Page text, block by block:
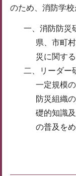
のため、消防学
一、消防防災
県、市町
災に関す
二、リーダー
一定規模
防災組織
礎的知識
の普及を